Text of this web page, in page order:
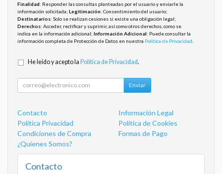
Finalidad: Responder las consultas planteadas por el usuario y enviarle la
información solicitada; Legitimación: Consentimiento del usuario;
Destinatarios: Solo se realizan cesiones si existe una obligación legal;
Derechos: Acceder, rectificar y suprimir, así como otros derechos, como se
indica en la información adicional; Información Adicional: Puede consultar la
información completa de Protección de Datos en nuestra Política de Privacidad
He leído y acepto la Política de Privacidad.
Enviar
Contacto
Información Legal
Política Privacidad
Política de Cookies
Condiciones de Compra
Formas de Pago
¿Quienes Somos?
Contacto